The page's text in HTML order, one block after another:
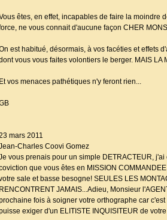
êtes, en effet, incapables de faire la moindre
ne vous connait d'aucune façon CHER
est habitué, désormais, à vos facéties et effets
vous vous faites volontiers le berger. MAIS LA
Et vos menaces pathétiques n'y feront rien...
mars 2011
Charles Coovi Gomez
vous prenais pour un simple DETRACTEUR,
que vous êtes en MISSION
sale et basse besogne! SEULES LES
RENCONTRENT JAMAIS...Adieu, Monsieur
fois à soigner votre orthographe car
exiger d'un ELITISTE INQUISITEUR de